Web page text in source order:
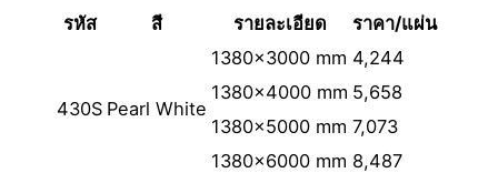
รหัส สี รายละเอียด ราคา/แผ่น
430S Pearl White
1380×3000 mm 4,244
1380×4000 mm 5,658
1380×5000 mm 7,073
1380×6000 mm 8,487